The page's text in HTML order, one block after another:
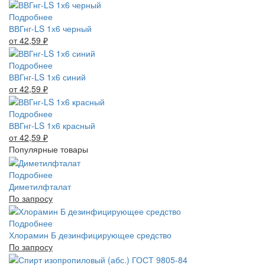
Подробнее
ВВГнг-LS 1х6 черный
от 42,59 ₽
Подробнее
ВВГнг-LS 1х6 синий
от 42,59 ₽
Подробнее
ВВГнг-LS 1х6 красный
от 42,59 ₽
Популярные товары
Подробнее
Диметилфталат
По запросу
Подробнее
Хлорамин Б дезинфицирующее средство
По запросу